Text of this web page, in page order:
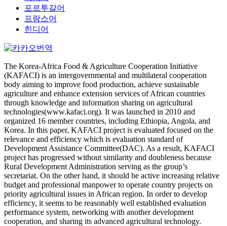
포르투갈어
프랑스어
힌디어
The Korea-Africa Food & Agriculture Cooperation Initiative
(KAFACI) is an intergovernmental and multilateral cooperation
body aiming to improve food production, achieve sustainable
agriculture and enhance extension services of African countries
through knowledge and information sharing on agricultural
technologies(www.kafaci.org). It was launched in 2010 and
organized 16 member countries, including Ethiopia, Angola, and
Korea. In this paper, KAFACI project is evaluated focused on the
relevance and efficiency which is evaluation standard of
Development Assistance Committee(DAC). As a result, KAFACI
project has progressed without similarity and doubleness because
Rural Development Administration serving as the group’s
secretariat. On the other hand, it should be active increasing relative
budget and professional manpower to operate country projects on
priority agricultural issues in African region. In order to develop
efficiency, it seems to be reasonably well established evaluation
performance system, networking with another development
cooperation, and sharing its advanced agricultural technology.